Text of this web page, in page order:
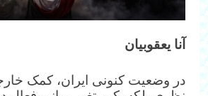
آنا یعقوبیان
در وضعیت کنونی ایران، کمک